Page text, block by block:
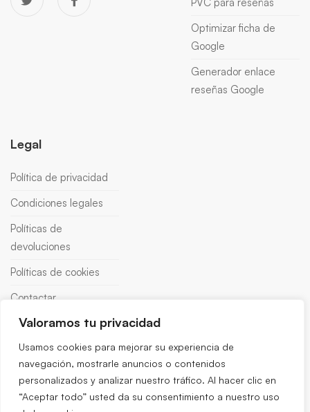
Valoramos tu privacidad
Usamos cookies para mejorar su experiencia de
navegación, mostrarle anuncios o contenidos
personalizados y analizar nuestro tráfico. Al hacer clic en
“Aceptar todo” usted da su consentimiento a nuestro uso
Optimizar ficha de
Google
Generador enlace
reseñas Google
Legal
Política de privacidad
Condiciones legales
Políticas de
devoluciones
Políticas de cookies
Contactar